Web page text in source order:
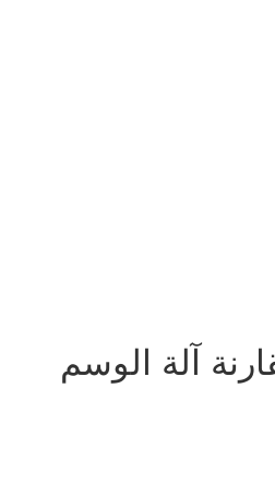
آلة الوسم